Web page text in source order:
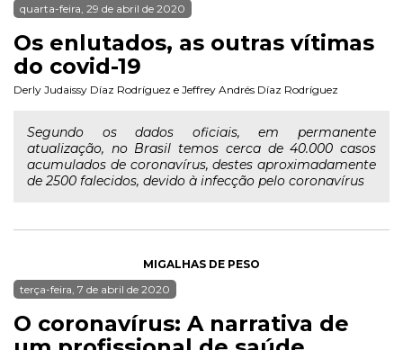
quarta-feira, 29 de abril de 2020
Os enlutados, as outras vítimas
do covid-19
Derly Judaissy Díaz Rodríguez e Jeffrey Andrés Díaz Rodríguez
Segundo os dados oficiais, em permanente
atualização, no Brasil temos cerca de 40.000 casos
acumulados de coronavírus, destes aproximadamente
de 2500 falecidos, devido à infecção pelo coronavírus
MIGALHAS DE PESO
terça-feira, 7 de abril de 2020
O coronavírus: A narrativa de